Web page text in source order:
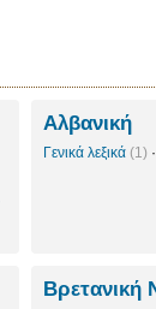
Αλβανική
Γενικά λεξικά (1) ·
Βρετανική